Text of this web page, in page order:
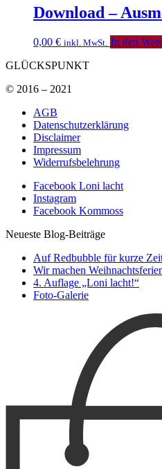
Download –
0,00 € inkl. MwSt. In den
GLÜCKSPUNKT
© 2016 – 2021
AGB
Datenschutzerklärung
Disclaimer
Impressum
Widerrufsbelehrung
Facebook Loni lacht
Instagram
Facebook Kommoss
Neueste Blog-Beiträge
Auf Redbubble für kurze
Wir machen
4. Auflage „Loni lacht!“
Foto-Galerie